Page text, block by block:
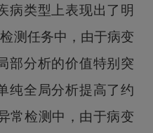
病类型上表现出了明
测任务中，由于病变
部分析的价值特别突
纯全局分析提高了约
常检测中，由于病变